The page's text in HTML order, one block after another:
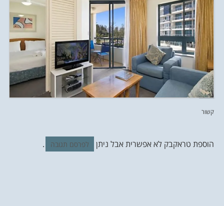
קשור
הוספת טראקבק לא אפשרית אבל ניתן לפרסם תגובה .